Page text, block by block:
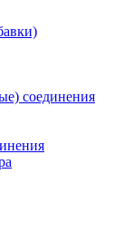
соединения